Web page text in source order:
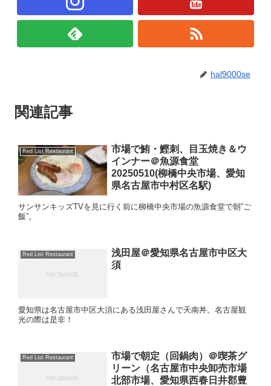
hal9000se
関連記事
Red List Restaurant
市場で鮪・鰹刺、目玉焼き＆ウ
インナー＠魚源食堂
20250510(柳橋中央市場、愛知
県名古屋市中村区名駅)
サンサンキッズTVを見に行く前に柳橋中央市場の魚源食堂で朝”ご
飯”。
Red List Restaurant
浅田屋＠愛知県名古屋市中区大
須
愛知県は名古屋市中区大須にある浅田屋さんで天南丼。名古屋観
光の際は是非！
Red List Restaurant
市場で朝定（回鍋肉）＠喫茶グ
リーン（名古屋市中央卸売市場
北部市場、愛知県西春日井郡豊